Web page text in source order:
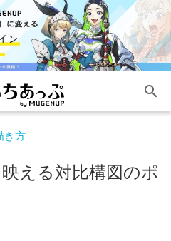
search
き方
える対比構図のポ